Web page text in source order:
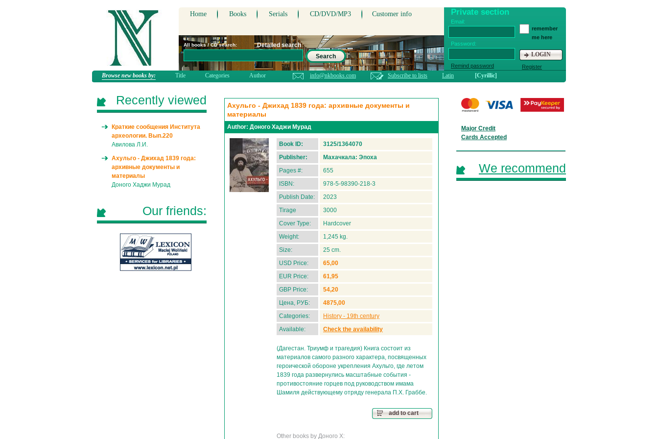
Home Books Serials CD/DVD/MP3 Customer info Private section
Email:
Password:
Remind password
remember
me here
LOGIN
Register
All books / CD search:
Detailed search
Search
Browse new books by: Title Categories Author info@nkbooks.com Subscribe to lists Latin [Cyrillic]
Ахульго - Джихад 1839 года: архивные документы и
материалы
Author: Доного Хаджи Мурад
Book ID:
3125/1364070
Publisher:
Махачкала: Эпоха
Pages #:
655
ISBN:
978-5-98390-218-3
Publish Date:
2023
Tirage
3000
Cover Type:
Hardcover
Weight:
1,245 kg.
Size:
25 cm.
USD Price:
65,00
EUR Price:
61,95
GBP Price:
54,20
Цена, РУБ:
4875,00
Categories:
History - 19th century
Available:
Check the availability
(Дагестан. Триумф и трагедия) Книга состоит из
материалов самого разного характера, посвященных
героической обороне укрепления Ахульго, где летом
1839 года развернулись масштабные события -
противостояние горцев под руководством имама
Шамиля действующему отряду генерала П.Х. Граббе.
add to cart
Other books by Доного Х:
Recently viewed
Краткие сообщения Института
археологии. Вып.220
Авилова Л.И.
Ахульго - Джихад 1839 года:
архивные документы и
материалы
Доного Хаджи Мурад
Our friends:
Major Credit
Cards Accepted
We recommend